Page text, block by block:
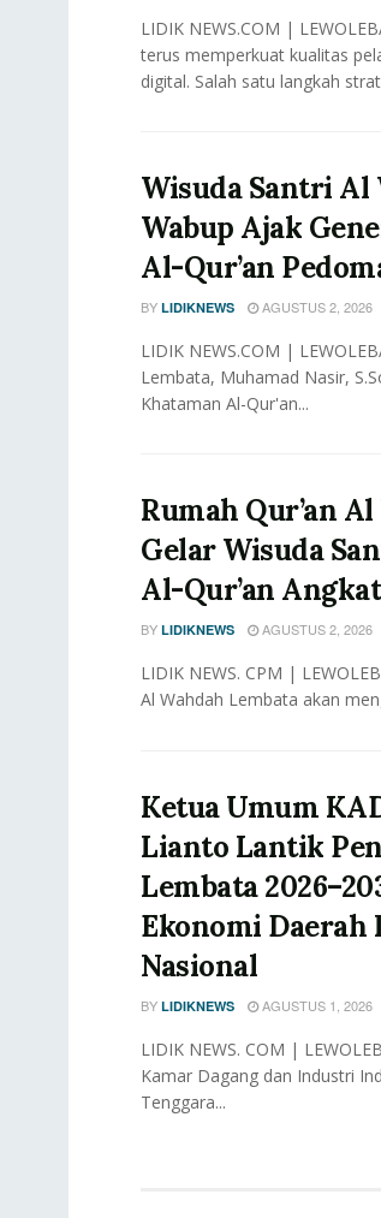
LIDIK NEWS.COM |
terus memperkuat kualitas
digital. Salah satu langkah
Wisuda Santri Al
Wabup Ajak
Al-Qur’an
BY LIDIKNEWS AGUSTUS 2, 2026
LIDIK NEWS.COM |
Lembata, Muhamad Nasir,
Khataman Al-Qur'an...
Rumah Qur’an
Gelar Wisuda
Al-Qur’an
BY LIDIKNEWS AGUSTUS 2, 2026
LIDIK NEWS. CPM |
Al Wahdah Lembata akan
Ketua Umum
Lianto Lantik
Lembata
Ekonomi Daerah
Nasional
BY LIDIKNEWS AGUSTUS 1, 2026
LIDIK NEWS. COM |
Kamar Dagang dan Industri
Tenggara...